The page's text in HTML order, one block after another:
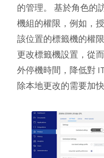
的管理。 基於角色的
機組的權限，例如，
該位置的標籤機的權
更改標籤機設置，從
外停機時間，降低對
除本地更改的需要加